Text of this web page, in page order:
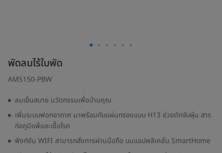
พัดลมไร้ใบพัด
AMS150-PBW
ลมเย็นสบาย นวัตกรรมเพื่อบ้านคุณ
เพิ่มระบบฟอกอากาศ มาพร้อมกับแผ่นกรองแบบ H13 ช่วยดักจับฝุ่น สาร
ก่อภูมิแพ้และเชื้อโรค
ฟังก์ชัน WIFI สามารถสั่งการผ่านมือถือ บนแอปพลิเคชั่น SmartHome